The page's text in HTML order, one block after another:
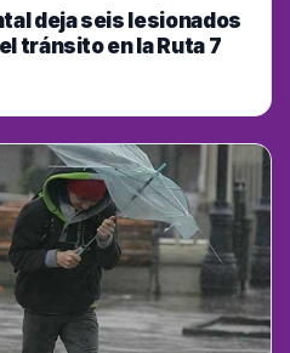
deja seis lesionados
tránsito en la Ruta 7